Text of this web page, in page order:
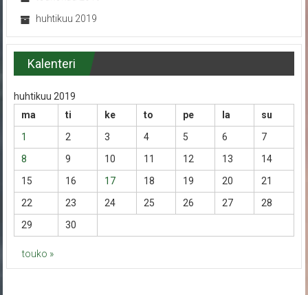
huhtikuu 2019
Kalenteri
huhtikuu 2019
ma
ti ke to pe la
su
1
2 3 4 5 6
7
8
9 10 11 12 13
14
15
16 17 18 19 20
21
22
23 24 25 26 27
28
29
30
touko »